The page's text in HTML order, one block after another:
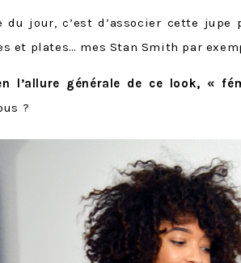
du jour, c’est d’associer cette
et plates… mes Stan Smith par
l’allure générale de ce look, «
?